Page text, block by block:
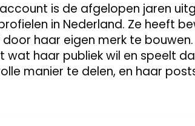
is de afgelopen jaren
in Nederland. Ze heeft
door haar eigen merk te
wat haar publiek wil en speelt
manier te delen, en haar